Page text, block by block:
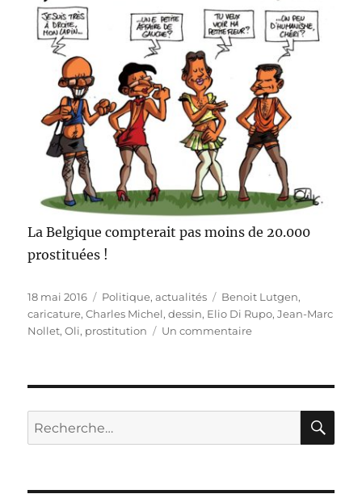
La Belgique compterait pas moins de 20.000
prostituées !
Publié
le
18 mai 2016 Catégories
Politique, actualités Étiquettes
Benoit Lutgen,
caricature,Charles Michel,dessin, Elio Di Rupo,Jean-Marc
Nollet,Oli, prostitution Un commentairesur
Recherche
pour :